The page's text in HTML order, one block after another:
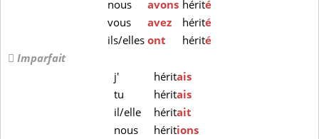
nous
avons hérité
vous
avez hérité
ils/ellesont hérité
Imparfait
j'
héritais
tu
héritais
il/elle
héritait
nous
héritions